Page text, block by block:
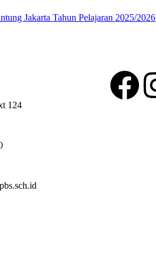
Jakarta Tahun Pelajaran 2025/2026
124